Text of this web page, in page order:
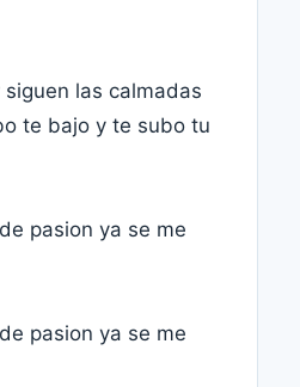
las calmadas
te bajo y te subo tu
pasion ya se me
pasion ya se me